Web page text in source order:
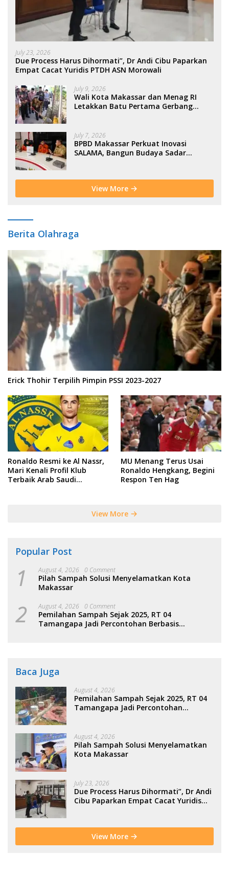
July 23, 2026
Due Process Harus Dihormati”, Dr Andi Cibu Paparkan
Empat Cacat Yuridis PTDH ASN Morowali
July 9, 2026
Wali Kota Makassar dan Menag RI
Letakkan Batu Pertama Gerbang
July 7, 2026
BPBD Makassar Perkuat Inovasi
SALAMA, Bangun Budaya Sadar
View More
Berita Olahraga
Erick Thohir Terpilih Pimpin PSSI 2023-2027
Ronaldo Resmi ke Al Nassr,
Mari Kenali Profil Klub
Terbaik Arab Saudi
MU Menang Terus Usai
Ronaldo Hengkang, Begini
Respon Ten Hag
View More
Popular Post
1 August 4, 2026 0 Comment
Pilah Sampah Solusi Menyelamatkan Kota
Makassar
2 August 4, 2026 0 Comment
Pemilahan Sampah Sejak 2025, RT 04
Tamangapa Jadi Percontohan Berbasis
Baca Juga
August 4, 2026
Pemilahan Sampah Sejak 2025, RT 04
Tamangapa Jadi Percontohan
August 4, 2026
Pilah Sampah Solusi Menyelamatkan
Kota Makassar
July 23, 2026
Due Process Harus Dihormati”, Dr Andi
Cibu Paparkan Empat Cacat Yuridis
View More